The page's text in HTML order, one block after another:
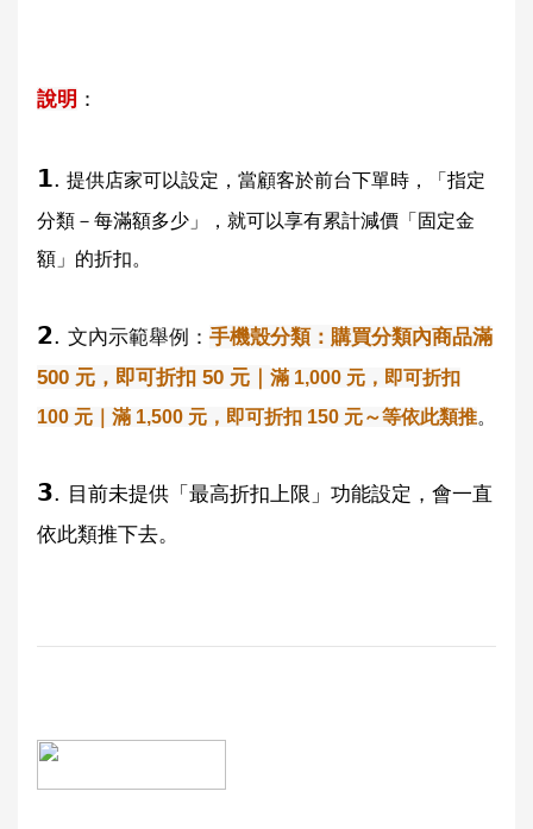
說明 ：
𝟭. 提供店家可以設定，當顧客於前台下單時，「指定
分類－每滿額多少」，就可以享有累計減價「固定金
額」的折扣。
𝟮. 文內示範舉例： 手機殼分類：購買分類內商品滿
500 元，即可折扣 50 元｜ 滿 1,000 元，即可折扣
100 元｜ 滿 1,500 元，即可折扣 150 元～等依此類推。
𝟯. 目前未提供「最高折扣上限」功能設定，會一直
依此類推下去。